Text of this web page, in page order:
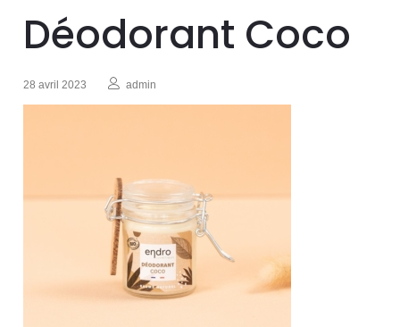
Déodorant Coco
28 avril 2023 admin